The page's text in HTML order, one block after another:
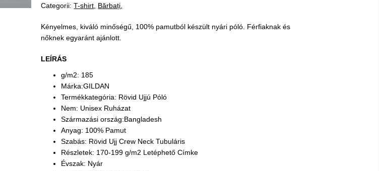
Categorii:T-shirt Bărbați
Kényelmes, kiváló minőségű, 100% pamutból készült nyári póló. Férfiaknak és
nőknek egyaránt ajánlott.
LEÍRÁS
g/m2: 185
Márka:GILDAN
Termékkategória: Rövid Ujjú Póló
Nem: Unisex Ruházat
Származási ország:Bangladesh
Anyag: 100% Pamut
Szabás: Rövid Ujj Crew Neck Tubuláris
Részletek: 170-199 g/m2 Letéphető Címke
Évszak: Nyár